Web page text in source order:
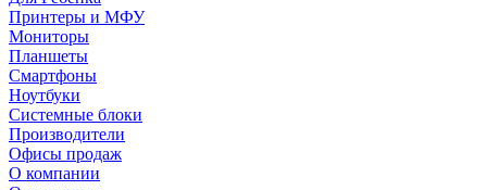
Принтеры и МФУ
Мониторы
Планшеты
Смартфоны
Ноутбуки
Системные блоки
Производители
Офисы продаж
О компании